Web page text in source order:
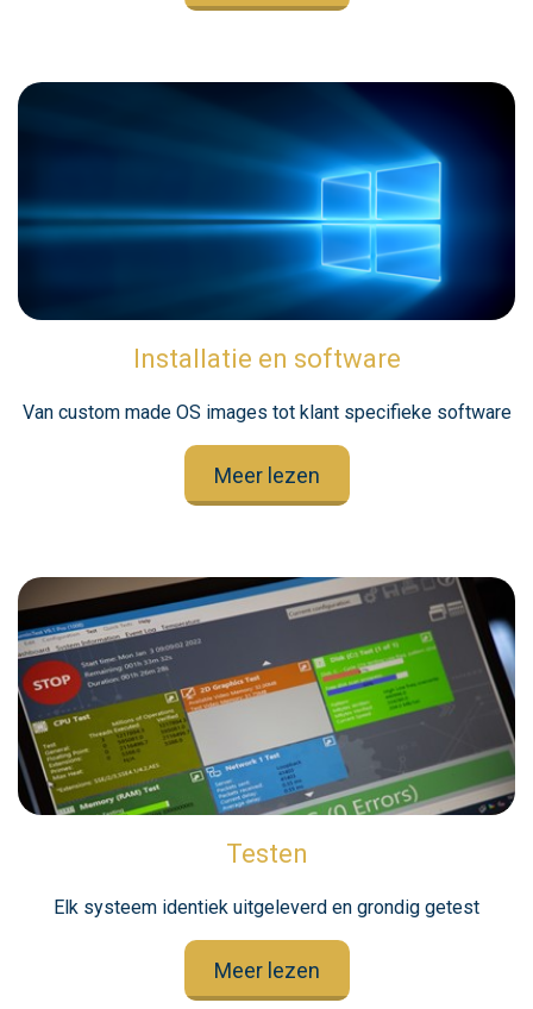
Installatie en software
Van custom made OS images tot klant specifieke software
Meer lezen
Testen
Elk systeem identiek uitgeleverd en grondig getest
Meer lezen